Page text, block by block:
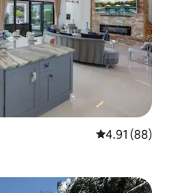
レビュー88
4.91 (88)